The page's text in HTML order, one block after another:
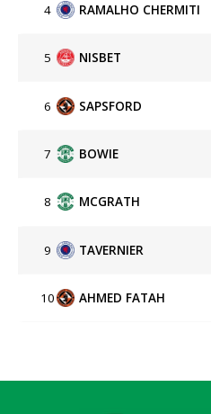
4 RAMALHO CHERMITI
5 NISBET
6 SAPSFORD
7 BOWIE
8 MCGRATH
9 TAVERNIER
10 AHMED FATAH